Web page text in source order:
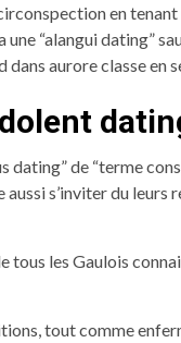
en
“alangui dating”
aurore classe en
de “terme
s’inviter du
les Gaulois
tout comme